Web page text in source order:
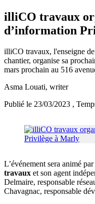
illiCO travaux
d’information
illiCO travaux, l'enseigne
chantier, organise sa
mars prochain au 516
Asma Louati, writer
Publié le 23/03/2023 ,
L’événement sera animé
travaux et son agent
Delmaire, responsable
Chavagnac, responsable